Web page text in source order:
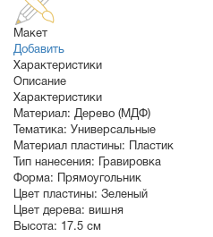
Макет
Добавить
Характеристики
Описание
Характеристики
Материал: Дерево (МДФ)
Тематика: Универсальные
Материал пластины: Пластик
Тип нанесения:
Гравировка
Форма: Прямоугольник
Цвет пластины: Зеленый
Цвет дерева: вишня
Высота: 17.5 см